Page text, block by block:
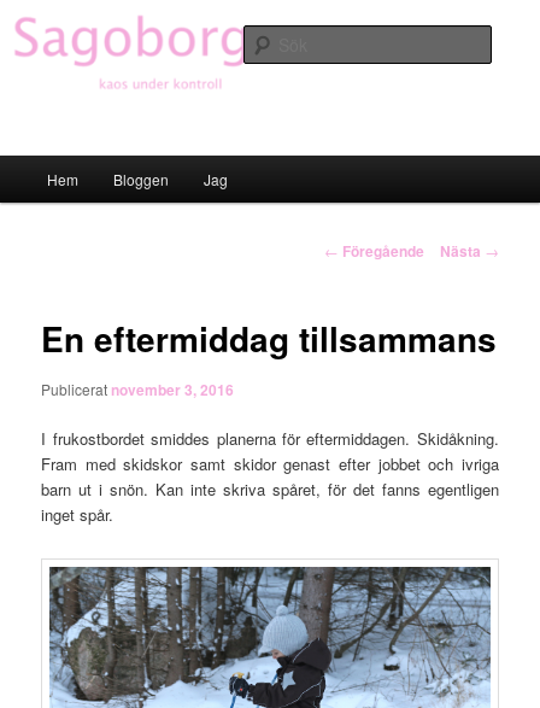
Hoppa
till
primärt
Hem Bloggen Jag
Inläggsnavigering
← Föregående Nästa →
En eftermiddag tillsammans
Publicerat november 3, 2016
I frukostbordet smiddes planerna för eftermiddagen. Skidåkning.
Fram med skidskor samt skidor genast efter jobbet och ivriga
barn ut i snön. Kan inte skriva spåret, för det fanns egentligen
inget spår.